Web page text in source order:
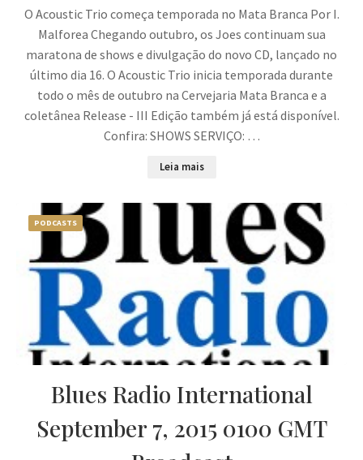
O Acoustic Trio começa temporada no Mata Branca Por I.
Malforea Chegando outubro, os Joes continuam sua
maratona de shows e divulgação do novo CD, lançado no
último dia 16. O Acoustic Trio inicia temporada durante
todo o mês de outubro na Cervejaria Mata Branca e a
coletânea Release - III Edição também já está disponível.
Confira: SHOWS SERVIÇO: …
Leia mais
PODCASTS
Blues Radio International
September 7, 2015 0100 GMT